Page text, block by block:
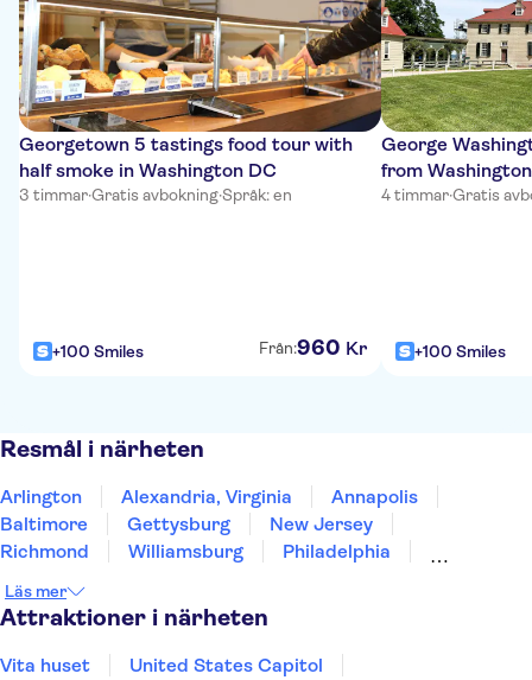
Georgetown 5 tastings food tour with
half smoke in Washington DC
3 timmar·Gratis avbokning·Språk: en
+100 Smiles Från:960 Kr
George
from
4 timmar·Gratis
+100 Smiles
Resmål i närheten
Arlington Alexandria, Virginia
Annapolis
Baltimore
Gettysburg
New Jersey
Richmond
Williamsburg
Philadelphia
Newark
Brooklyn
Läs mer
Attraktioner i närheten
Vita huset
United States Capitol